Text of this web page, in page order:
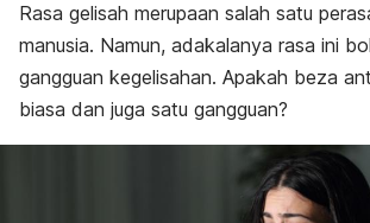
Rasa gelisah merupaan salah satu
manusia. Namun, adakalanya rasa ini
gangguan kegelisahan. Apakah beza
biasa dan juga satu gangguan?